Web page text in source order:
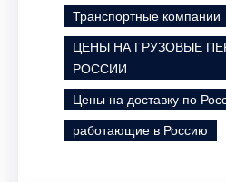
Транспортные компании
ЦЕНЫ НА ГРУЗОВЫЕ
РОССИИ
Цены на доставку по
работающие в Россию